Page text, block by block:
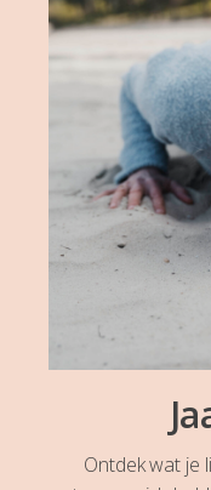
Ontdek wat je